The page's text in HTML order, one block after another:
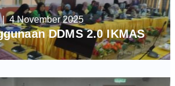
DDMS 2.0 IKMAS
4 November 2025